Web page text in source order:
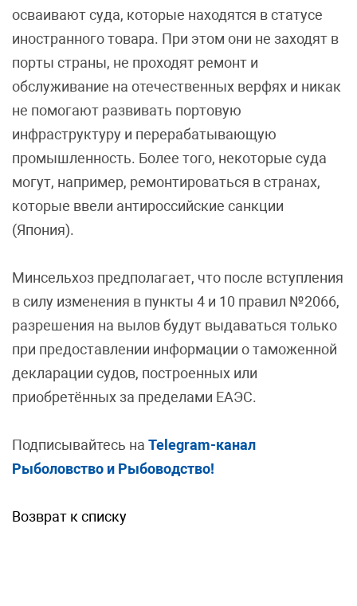
осваивают суда, которые находятся в статусе
иностранного товара. При этом они не заходят в
порты страны, не проходят ремонт и
обслуживание на отечественных верфях и никак
не помогают развивать портовую
инфраструктуру и перерабатывающую
промышленность. Более того, некоторые суда
могут, например, ремонтироваться в странах,
которые ввели антироссийские санкции
(Япония).
Минсельхоз предполагает, что после вступления
в силу изменения в пункты 4 и 10 правил №2066,
разрешения на вылов будут выдаваться только
при предоставлении информации о таможенной
декларации судов, построенных или
приобретённых за пределами ЕАЭС.
Подписывайтесь на Telegram-канал
Рыболовство и Рыбоводство!
Возврат к списку